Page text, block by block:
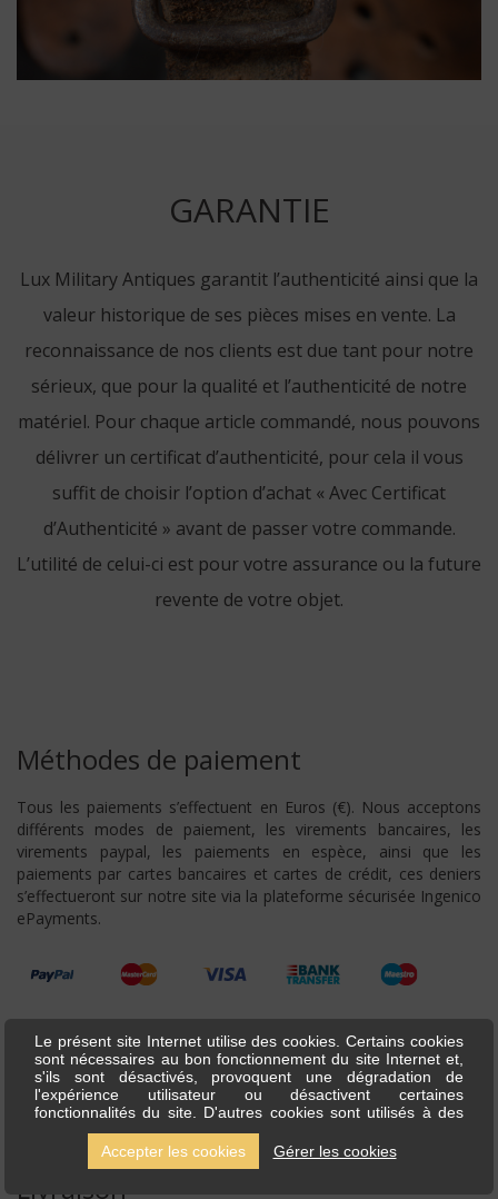
GARANTIE
Lux Military Antiques garantit l’authenticité ainsi que la
valeur historique de ses pièces mises en vente. La
reconnaissance de nos clients est due tant pour notre
sérieux, que pour la qualité et l’authenticité de notre
matériel. Pour chaque article commandé, nous pouvons
délivrer un certificat d’authenticité, pour cela il vous
suffit de choisir l’option d’achat « Avec Certificat
d’Authenticité » avant de passer votre commande.
L’utilité de celui-ci est pour votre assurance ou la future
revente de votre objet.
Méthodes de paiement
Tous les paiements s’effectuent en Euros (€). Nous acceptons
différents modes de paiement, les virements bancaires, les
virements paypal, les paiements en espèce, ainsi que les
paiements par cartes bancaires et cartes de crédit, ces deniers
s’effectueront sur notre site via la plateforme sécurisée Ingenico
ePayments.
Livraison
Le présent site Internet utilise des cookies. Certains cookies
sont nécessaires au bon fonctionnement du site Internet et,
s'ils sont désactivés, provoquent une dégradation de
l'expérience utilisateur ou désactivent certaines
fonctionnalités du site. D'autres cookies sont utilisés à des
fins d'analyse ou de marketing. Les cookies nous permettent
de personnaliser le contenu et les annonces, d'offrir des
fonctionnalités relatives aux médias sociaux et d'analyser
Accepter les cookies Gérer les cookies